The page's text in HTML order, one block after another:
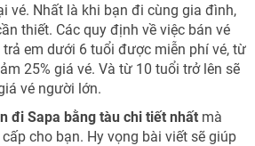
vé. Nhất là khi bạn đi cùng gia đình,
thiết. Các quy định về việc bán vé
em dưới 6 tuổi được miễn phí vé, từ
25% giá vé. Và từ 10 tuổi trở lên sẽ
vé người lớn.
đi Sapa bằng tàu chi tiết nhất mà
cho bạn. Hy vọng bài viết sẽ giúp